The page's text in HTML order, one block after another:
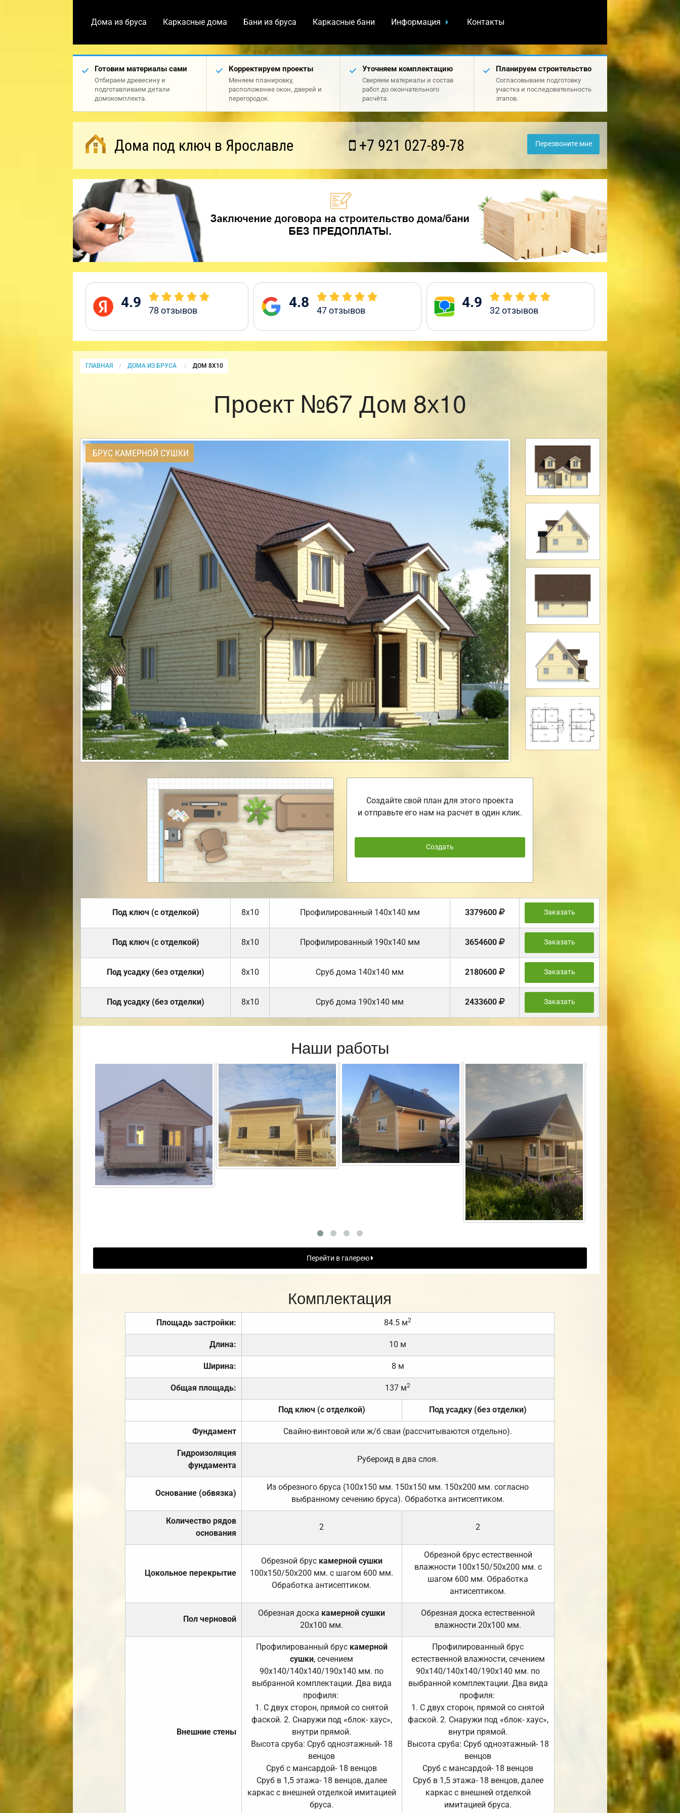
Дома из бруса Каркасные дома Бани из бруса Каркасные бани Информация Контакты
Готовим материалы сами
Отбираем древесину и
подготавливаем детали
домокомплекта.
Корректируем проекты
Меняем планировку,
расположение окон, дверей и
перегородок.
Уточняем комплектацию
Сверяем материалы и состав
работ до окончательного
расчёта.
Планируем строительство
Согласовываем подготовку
участка и последовательность
этапов.
Дома под ключ в Ярославле +7 921 027-89-78 Перезвоните мне
4.9 78 отзывов 4.8 47отзывов 4.9 32отзывов
ГЛАВНАЯ ДОМА ИЗ БРУСА CURRENT:
ДОМ 8Х10
Проект №67 Дом 8х10
БРУС КАМЕРНОЙ СУШКИ
Создайте свой план для этого проекта
и отправьте его нам на расчет в один клик.
Создать
Под ключ (с отделкой) 8х10 Профилированный 140х140 мм 3379600 Заказать
Под ключ (с отделкой) 8х10 Профилированный 190х140 мм 3654600 Заказать
Под усадку (без отделки) 8х10 Cруб дома 140х140 мм 2180600 Заказать
Под усадку (без отделки) 8х10 Cруб дома 190х140 мм 2433600 Заказать
Наши работы
Перейти в галерею
Комплектация
Площадь застройки: 84.5 м2
Длина: 10 м
Ширина: 8 м
Общая площадь: 137 м2
Под ключ (с отделкой) Под усадку (без отделки)
Фундамент Свайно-винтовой или ж/б сваи (рассчитываются отдельно).
Гидроизоляция
фундамента
Рубероид в два слоя.
Основание (обвязка)
Из обрезного бруса (100х150 мм. 150х150 мм. 150х200 мм. согласно
выбранному сечению бруса). Обработка антисептиком.
Количество рядов
основания
2 2
Цокольное перекрытие
Обрезной брус камерной сушки
100х150/50х200 мм. с шагом 600 мм.
Обработка антисептиком.
Обрезной брус естественной
влажности 100х150/50х200 мм. с
шагом 600 мм. Обработка
антисептиком.
Пол черновой
Обрезная доска камерной сушки
20х100 мм.
Обрезная доска естественной
влажности 20х100 мм.
Внешние стены
Профилированный брус камерной
сушки, сечением
90х140/140х140/190х140 мм. по
выбранной комплектации. Два вида
профиля:
1. С двух сторон, прямой со снятой
фаской. 2. Снаружи под «блок- хаус»,
внутри прямой.
Высота сруба: Сруб одноэтажный- 18
венцов
Сруб с мансардой- 18 венцов
Сруб в 1,5 этажа- 18 венцов, далее
каркас с внешней отделкой имитацией
бруса.
Профилированный брус
естественной влажности, сечением
90х140/140х140/190х140 мм. по
выбранной комплектации. Два вида
профиля:
1. С двух сторон, прямой со снятой
фаской. 2. Снаружи под «блок- хаус»,
внутри прямой.
Высота сруба: Сруб одноэтажный- 18
венцов
Сруб с мансардой- 18 венцов
Сруб в 1,5 этажа- 18 венцов, далее
каркас с внешней отделкой
имитацией бруса.